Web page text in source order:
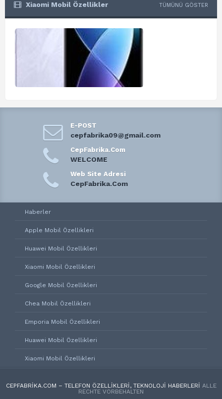
Xiaomi Mobil Özellikler TÜMÜNÜ GÖSTER
E-POST
cepfabrika09@gmail.com
CepFabrika.Com
WELCOME
Web Site Adresi
CepFabrika.Com
Haberler
Apple Mobil Özellikleri
Huawei Mobil Özellikleri
Xiaomi Mobil Özellikleri
Google Mobil Özellikleri
Chea Mobil Özellikleri
Emporia Mobil Özellikleri
Huawei Mobil Özellikleri
Xiaomi Mobil Özellikleri
CEPFABRIKA.COM – TELEFON ÖZELLIKLERI, TEKNOLOJI HABERLERI ALLE
RECHTE VORBEHALTEN